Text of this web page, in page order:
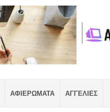
ΑΦΙΕΡΩΜΑΤΑ ΑΓΓΕΛΙΕΣ